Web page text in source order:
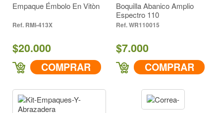
Empaque Émbolo En Vitòn
RMI-413X
$20.000
COMPRAR
Boquilla Abanico Amplio
Espectro 110
WR110015
$7.000
COMPRAR